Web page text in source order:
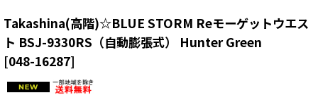
Takashina(高階)☆BLUE STORM Reモーゲットウエス
ト BSJ-9330RS（自動膨張式） Hunter Green
[048-16287]